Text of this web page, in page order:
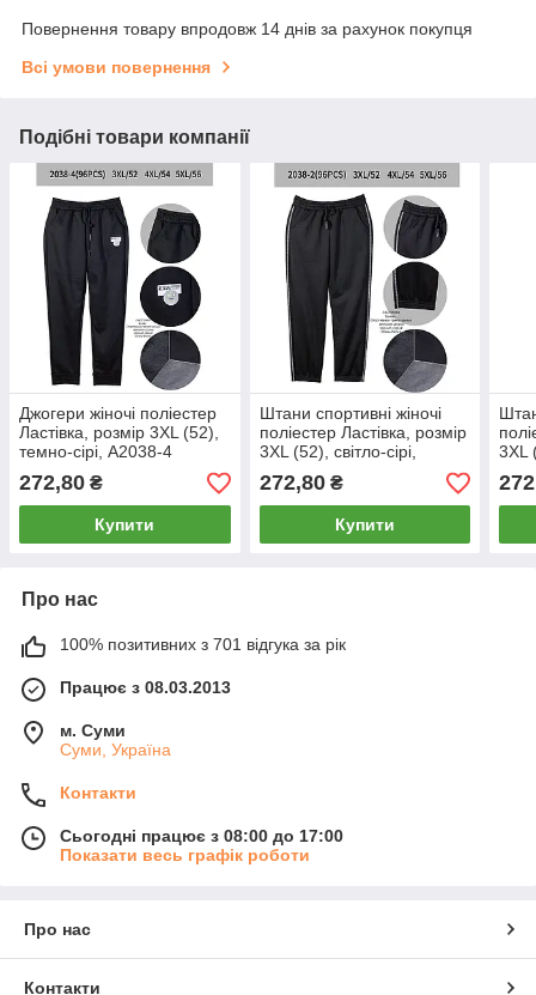
Повернення товару впродовж 14 днів за рахунок покупця
Всі умови повернення
Подібні товари компанії
Джогери жіночі поліестер
Ластівка, розмір 3XL (52),
темно-сірі, А2038-4
272,80 ₴
Купити
Штани спортивні жіночі
поліестер Ластівка, розмір
3XL (52), світло-сірі,
А2038-2
272,80₴
Купити
3XL
Про нас
100% позитивних з 701 відгука за рік
Працює з 08.03.2013
м. Суми
Суми, Україна
Контакти
Сьогодні працює з 08:00 до 17:00
Показати весь графік роботи
Про нас
Контакти